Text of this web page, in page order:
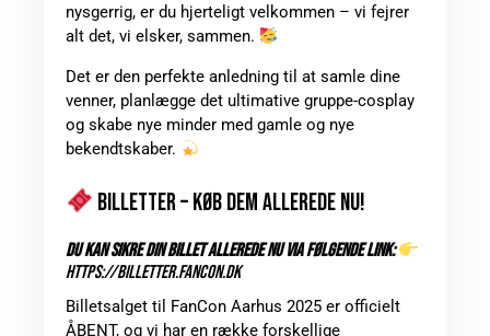
nysgerrig, er du hjerteligt velkommen – vi fejrer
alt det, vi elsker, sammen.
Det er den perfekte anledning til at samle dine
venner, planlægge det ultimative gruppe-cosplay
og skabe nye minder med gamle og nye
bekendtskaber.
BILLETTER – KØB DEM ALLEREDE NU!
DU KAN SIKRE DIN BILLET ALLEREDE NU VIA FØLGENDE LINK:
HTTPS://BILLETTER.FANCON.DK
Billetsalget til FanCon Aarhus 2025 er officielt
ÅBENT, og vi har en række forskellige